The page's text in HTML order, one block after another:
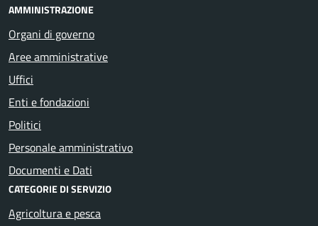
AMMINISTRAZIONE
Organi di governo
Aree amministrative
Uffici
Enti e fondazioni
Politici
Personale amministrativo
Documenti e Dati
CATEGORIE DI SERVIZIO
Agricoltura e pesca